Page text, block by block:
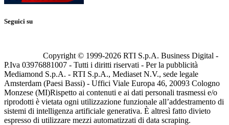
Seguici su
Copyright © 1999-2026 RTI S.p.A. Business Digital -
P.Iva 03976881007 - Tutti i diritti riservati - Per la pubblicità
Mediamond S.p.A. - RTI S.p.A., Mediaset N.V., sede legale
Amsterdam (Paesi Bassi) - Uffici Viale Europa 46, 20093 Cologno
Monzese (MI)Rispetto ai contenuti e ai dati personali trasmessi e/o
riprodotti è vietata ogni utilizzazione funzionale all’addestramento di
sistemi di intelligenza artificiale generativa. È altresì fatto divieto
espresso di utilizzare mezzi automatizzati di data scraping.